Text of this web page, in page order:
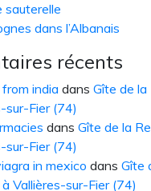
sauterelle
dans l’Albanais
récents
india dans Gîte de la
sur-Fier (74)
dans Gîte de la
sur-Fier (74)
in mexico dans Gîte
Vallières-sur-Fier (74)